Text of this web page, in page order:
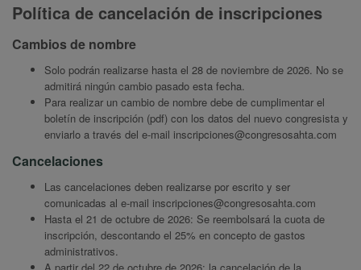
Política de cancelación de inscripciones
Cambios de nombre
Solo podrán realizarse hasta el 28 de noviembre de 2026. No se
admitirá ningún cambio pasado esta fecha.
Para realizar un cambio de nombre debe de cumplimentar el
boletín de inscripción (pdf) con los datos del nuevo congresista y
enviarlo a través del e-mail inscripciones@congresosahta.com
Cancelaciones
Las cancelaciones deben realizarse por escrito y ser
comunicadas al e-mail inscripciones@congresosahta.com
Hasta el 21 de octubre de 2026: Se reembolsará la cuota de
inscripción, descontando el 25% en concepto de gastos
administrativos.